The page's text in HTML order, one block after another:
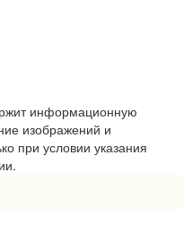
информационную
изображений и
при условии указания